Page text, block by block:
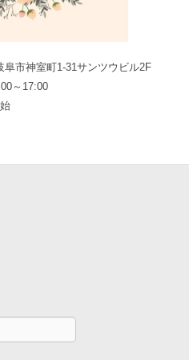
阜市神室町1-31サンツウビル2F
～17:00